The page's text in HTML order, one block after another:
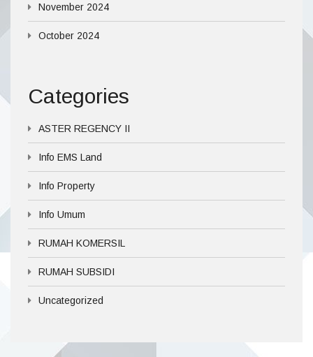
November 2024
October 2024
Categories
ASTER REGENCY II
Info EMS Land
Info Property
Info Umum
RUMAH KOMERSIL
RUMAH SUBSIDI
Uncategorized